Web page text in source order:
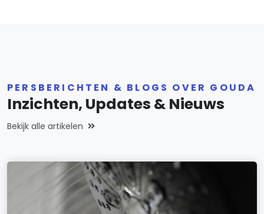
PERSBERICHTEN & BLOGS OVER GOUDA
Inzichten, Updates & Nieuws
Bekijk alle artikelen